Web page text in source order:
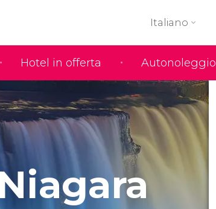
Hotel in offerta Autonoleggio
Italiano